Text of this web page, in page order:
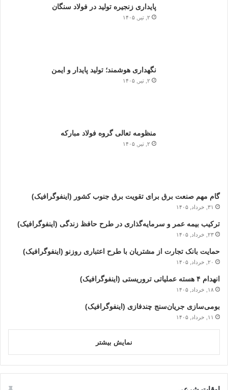
پایداری زنجیره تولید در فولاد سنگان
۲, تیر, ۱۴۰۵
نگهداری هوشمند؛ تولید پایدار و ایمن
۲, تیر, ۱۴۰۵
منظومه تعالی گروه فولاد مبارکه
۲, تیر, ۱۴۰۵
گام مهم صنعت برق برای تقویت برق جنوب کشور (اینفوگرافیک)
۳۱, خرداد, ۱۴۰۵
ترکیب بیمه عمر و سرمایه‌گذاری در طرح حافظ زندگی (اینفوگرافیک)
۲۳, خرداد, ۱۴۰۵
حمایت بانک تجارت از مشتریان با طرح اعتباری روزنو (اینفوگرافیک)
۲۰, خرداد, ۱۴۰۵
انهدام ۴ هسته عملیاتی تروریستی (اینفوگرافیک)
۱۸, خرداد, ۱۴۰۵
بومی‌سازی جریان‌سنج چندفازی (اینفوگرافیک)
۱۱, خرداد, ۱۴۰۵
نمایش بیشتر